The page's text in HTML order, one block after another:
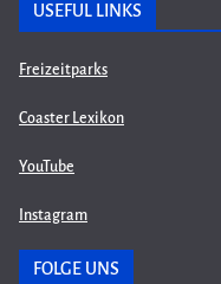
USEFUL LINKS
Freizeitparks
Coaster Lexikon
YouTube
Instagram
FOLGE UNS